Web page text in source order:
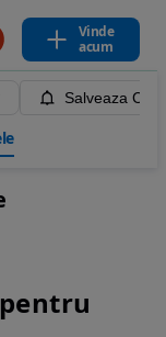
Vinde
acum
Salveaza